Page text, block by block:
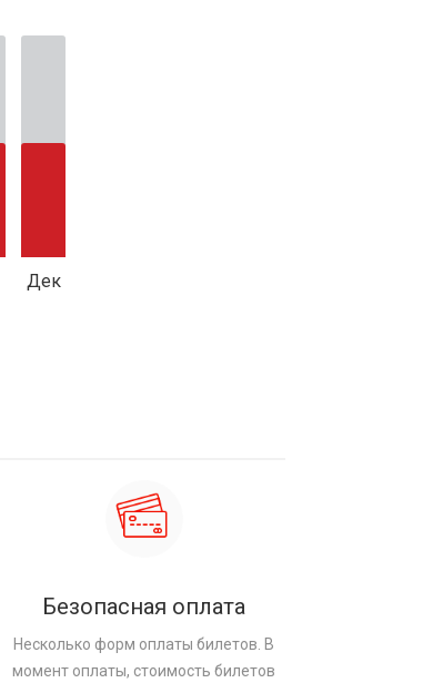
Дек
Безопасная оплата
Несколько форм оплаты билетов. В
момент оплаты, стоимость билетов